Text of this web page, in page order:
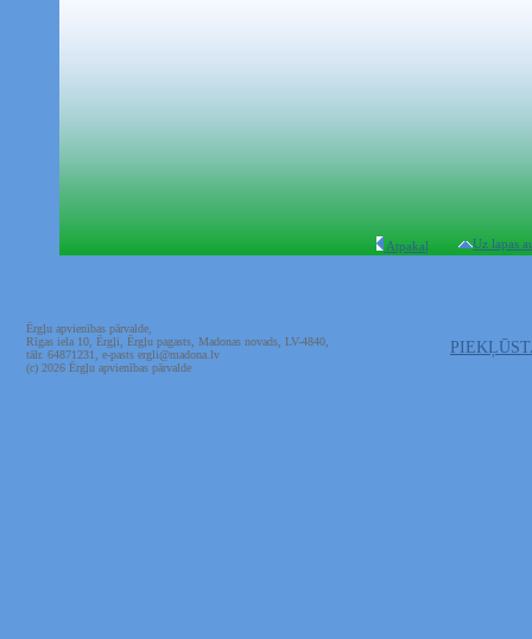
Atpakaļ Uz lapas
Ērgļu apvienības pārvalde,
Rīgas iela 10, Ērgļi, Ērgļu pagasts, Madonas novads, LV-4840,
tālr. 64871231, e-pasts ergli@madona.lv
(c) 2026 Ērgļu apvienības pārvalde